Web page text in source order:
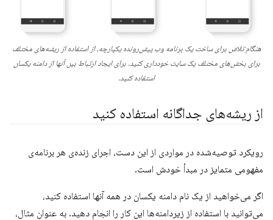
هنگام تلاش برای ساخت یک برنامه وب پیش‌رونده یکپارچه، از استفاده از ریشه‌های مختلف
برای بخش‌های مختلف یک سایت خودداری کنید. برای ایجاد ارتباط بین آنها از دامنه یکسان
استفاده کنید.
از ریشه‌های جداگانه استفاده کنید
رویکرد توصیه‌شده در مواردی از این دست، اجرای زنده‌ی هر برنامه‌ی
مفهومی متمایز در مبدأ خودش است.
اگر می‌خواهید از یک نام دامنه یکسان در همه آنها استفاده کنید،
می‌توانید با استفاده از زیردامنه‌ها این کار را انجام دهید. به عنوان مثال،